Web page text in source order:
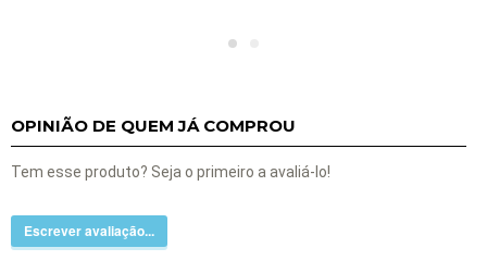
OPINIÃO DE QUEM JÁ COMPROU
Tem esse produto? Seja o primeiro a avaliá-lo!
Escrever avaliação...